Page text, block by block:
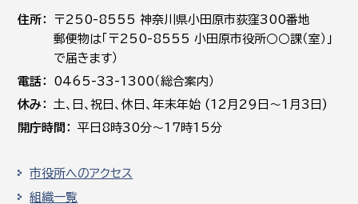
住所
〒250-8555 神奈川県小田原市荻窪300番地
郵便物は「〒250-8555 小田原市役所○○課（室）」
で届きます）
電話
0465-33-1300（総合案内）
休み
土､日､祝日、休日、年末年始 (12月29日～1月3日)
開庁時間
平日8時30分～17時15分
市役所へのアクセス
組織一覧